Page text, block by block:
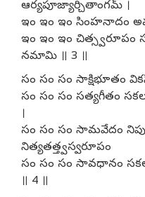
ఆర్యపూజ్యార్చితాంగమ్ ।
ఇం ఇం ఇం సింహనాదం
ఇం ఇం ఇం
నమామి ॥ 3 ॥
సం సం సం సాక్షిభూతం
సం సం సం సత్యగీతం
।
సం సం సం సామవేదం
నిత్యతత్త్వస్వరూపం
సం సం సం సావధానం
॥ 4 ॥